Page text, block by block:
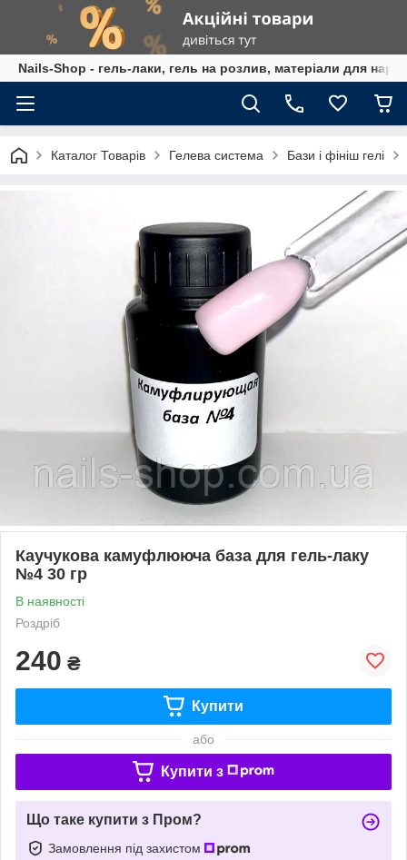
Nails-Shop - гель-лаки, гель на розлив, матеріали для
Каталог Товарів Гелева система Бази і фініш гелі
Каучукова камуфлююча база для гель-лаку
№4 30 гр
В наявності
Роздріб
240 ₴
Купити
або
Купити з
Що таке купити з Пром?
Замовлення під захистом